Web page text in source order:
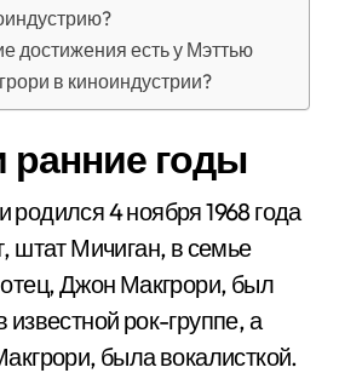
достижения есть у Мэттью
в киноиндустрии?
ранние годы
4 ноября 1968 года
штат Мичиган, в семье
Джон Макгрори, был
известной рок-группе, а
была вокалисткой.